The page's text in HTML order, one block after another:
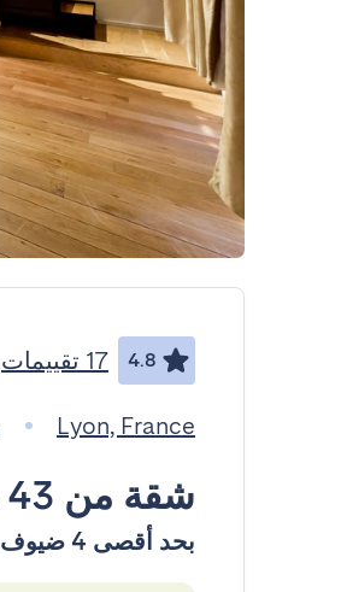
4.8 17 تقييمات
Lyon, France
شقة من 43 م²
بحد أقصى 4 ضيوف • رقم الطابق 1 • لا مصعد